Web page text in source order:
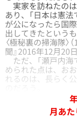
実家を訪ねたの
あり、「日本は憲
が公になったら国
出してきたという
〈極秘裏の掃海隊〉
聞』2016年12月20日
ただ、「瀬戸内海
められた点は、お
れるのは、長らく
月あ